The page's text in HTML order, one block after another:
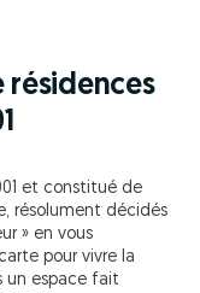
résidences
et constitué de
résolument décidés
» en vous
pour vivre la
un espace fait